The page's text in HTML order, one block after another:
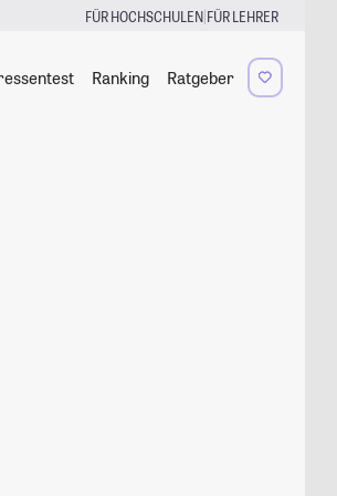
FÜR HOCHSCHULEN|FÜR LEHRER
Ranking Ratgeber